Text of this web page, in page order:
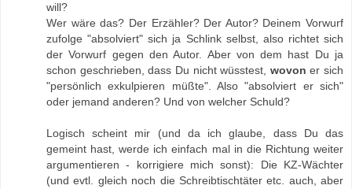
will?
Wer wäre das? Der Erzähler? Der Autor? Deinem Vorwurf
zufolge "absolviert" sich ja Schlink selbst, also richtet sich
der Vorwurf gegen den Autor. Aber von dem hast Du ja
schon geschrieben, dass Du nicht wüsstest, wovon er sich
"persönlich exkulpieren müßte". Also "absolviert er sich"
oder jemand anderen? Und von welcher Schuld?
Logisch scheint mir (und da ich glaube, dass Du das
gemeint hast, werde ich einfach mal in die Richtung weiter
argumentieren - korrigiere mich sonst): Die KZ-Wächter
(und evtl. gleich noch die Schreibtischtäter etc. auch, aber